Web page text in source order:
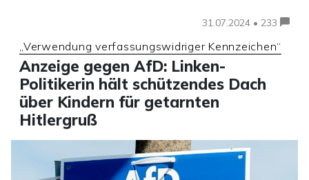
31.07.2024 • 233
„Verwendung verfassungswidriger Kennzeichen“
Anzeige gegen AfD: Linken-
Politikerin hält schützendes Dach
über Kindern für getarnten
Hitlergruß